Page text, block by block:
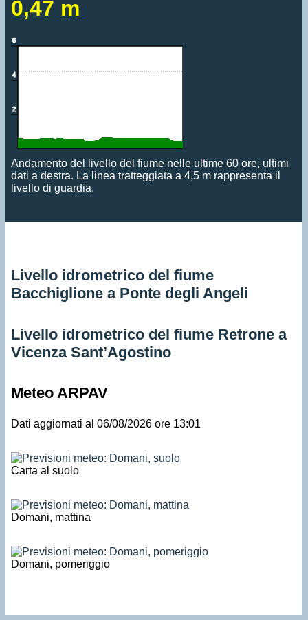
0,47 m
Andamento del livello del fiume nelle ultime 60 ore, ultimi
dati a destra. La linea tratteggiata a 4,5 m rappresenta il
livello di guardia.
Livello idrometrico del fiume
Bacchiglione a Ponte degli Angeli
Livello idrometrico del fiume Retrone a
Vicenza Sant’Agostino
Meteo ARPAV
Dati aggiornati al 06/08/2026 ore 13:01
Carta al suolo
Domani, mattina
Domani, pomeriggio